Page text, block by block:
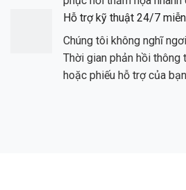
Hỗ trợ kỹ thuật 24/7
Chúng tôi không nghĩ
Thời gian phản hồi thông
hoặc phiếu hỗ trợ của